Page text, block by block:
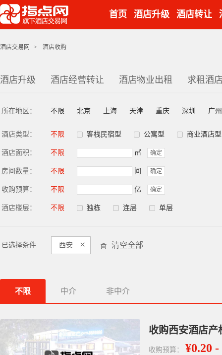
首页 酒店升级 酒店转让
酒店交易网 > 酒店收购
酒店升级 酒店经营转让 酒店物业出租 求租酒
所在地区： 不限 北京 上海 天津 重庆 深圳 广州
酒店类型： 不限 客栈民宿型 公寓型 商业酒店型
酒店面积： 不限 ㎡ 确定
房间数量： 不限 间 确定
收购预算： 不限 亿 确定
酒店楼层： 不限 独栋 连层 单层
已选择条件 西安 × 清空全部
不限 中介 非中介
收购西安酒店产
收购预算： ¥0.20 -